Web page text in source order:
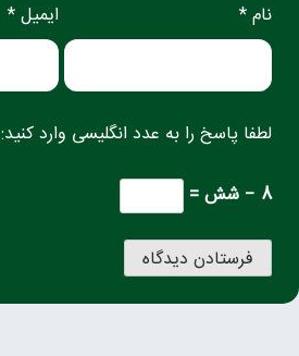
نام * ایمیل *
لطفا پاسخ را به عدد انگلیسی وارد کنید:
8 − شش =